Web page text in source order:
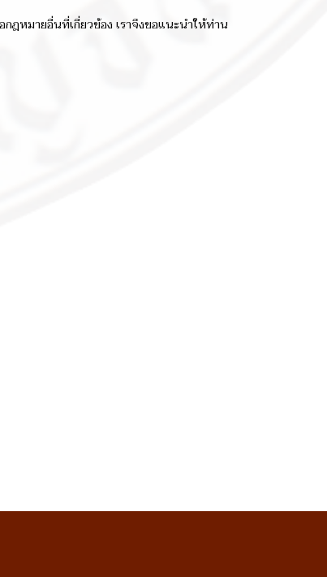
ฎหมายอื่นที่เกี่ยวข้อง เราจึงขอแนะนำให้ท่าน